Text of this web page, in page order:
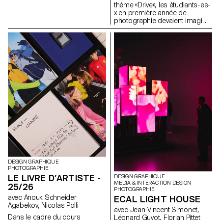
thème «Drive», les étudiants-es-
x en première année de
photographie devaient imaginer
un portrait pris au moyen
expérience au volant, par le
voyage, l’émancipation ou la
découverte, la semaine visait à
explorer le rapport entre une ou
plusieurs personnes et un
véhicule.
DESIGN GRAPHIQUE
PHOTOGRAPHIE
LE LIVRE D’ARTISTE -
25/26
avec Anouk Schneider
Agabekov, Nicolas Polli
Dans le cadre du cours
DESIGN GRAPHIQUE
MEDIA & INTERACTION DESIGN
PHOTOGRAPHIE
ECAL LIGHT HOUSE
avec Jean-Vincent Simonet,
Léonard Guyot, Florian Pittet